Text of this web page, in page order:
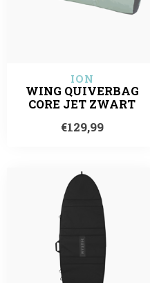
ION
WING QUIVERBAG
CORE JET ZWART
€129,99